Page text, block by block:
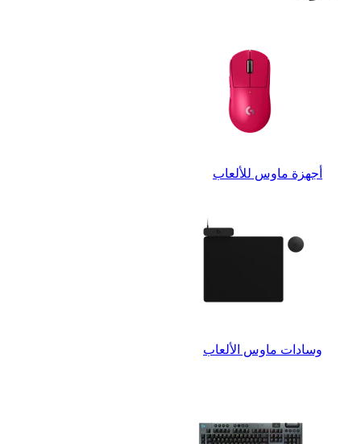
أجهزة ماوس للألعاب
وسادات ماوس الألعاب